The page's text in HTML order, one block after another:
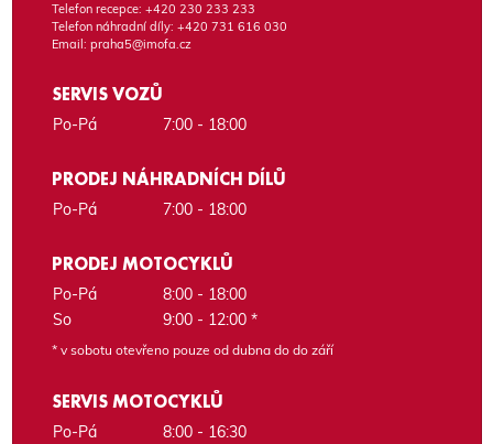
Telefon recepce: +420 230 233 233
Telefon náhradní díly: +420 731 616 030
Email: praha5@imofa.cz
SERVIS VOZŮ
Po-Pá 7:00 - 18:00
PRODEJ NÁHRADNÍCH DÍLŮ
Po-Pá 7:00 - 18:00
PRODEJ MOTOCYKLŮ
Po-Pá
8:00 - 18:00
So
9:00 - 12:00 *
* v sobotu otevřeno pouze od dubna do do září
SERVIS MOTOCYKLŮ
Po-Pá 8:00 - 16:30